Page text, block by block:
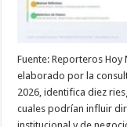
Fuente: Reporteros
elaborado por la
2026, identifica diez
cuales podrían influir